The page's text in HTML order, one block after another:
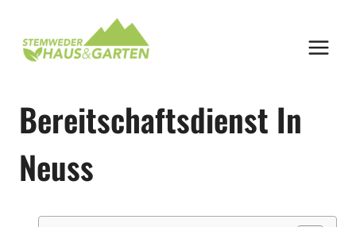
springen
Bereitschaftsdienst In
Neuss